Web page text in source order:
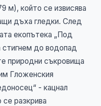
м), който се извисява
дъха гледки. След
екопътека „Под
стигнем до водопад
природни съкровища
Гложенския
- кацнал
разкрива